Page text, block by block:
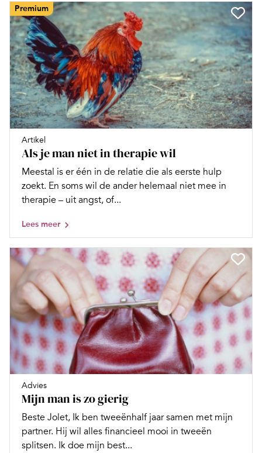
Premium
Artikel
Als je man niet in therapie wil
Meestal is er één in de relatie die als eerste hulp
zoekt. En soms wil de ander helemaal niet mee in
therapie – uit angst, of...
Lees meer
Advies
Mijn man is zo gierig
Beste Jolet, Ik ben tweeënhalf jaar samen met mijn
partner. Hij wil alles financieel mooi in tweeën
splitsen. Ik doe mijn best...